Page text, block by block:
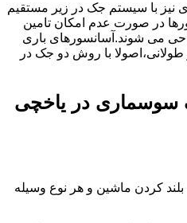
نیز با سیستم جک در زیر مستقیم
در صورت عدم امکان تامین
می شوند.آسانسورهای باری
با روش دو جک در
سوسماری در یاخچی
کردن ماشین و هر نوع وسیله